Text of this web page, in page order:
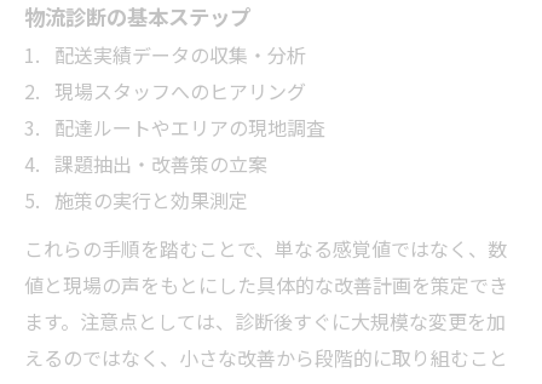
物流診断の基本ステップ
配送実績データの収集・分析
現場スタッフへのヒアリング
配達ルートやエリアの現地調査
課題抽出・改善策の立案
施策の実行と効果測定
これらの手順を踏むことで、単なる感覚値ではなく、数
値と現場の声をもとにした具体的な改善計画を策定でき
ます。注意点としては、診断後すぐに大規模な変更を加
えるのではなく、小さな改善から段階的に取り組むこと